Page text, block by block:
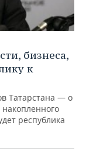
бизнеса,
к
Татарстана — о
республика